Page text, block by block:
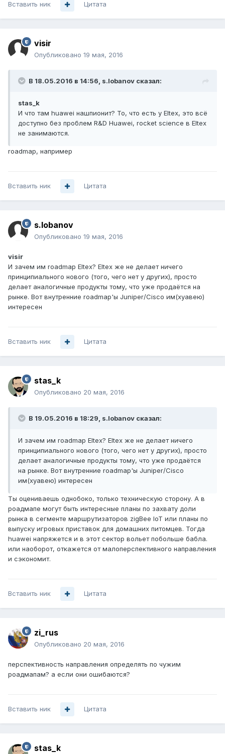
Вставить ник Цитата
visir
Опубликовано 19 мая, 2016
В 18.05.2016 в 14:56, s.lobanov сказал:
stas_k
И что там huawei нашпионит? То, что есть у Eltex, это всё
доступно без проблем R&D Huawei, rocket science в Eltex
не занимаются.
roadmap, например
Вставить ник Цитата
s.lobanov
Опубликовано 19 мая, 2016
visir
И зачем им roadmap Eltex? Eltex же не делает ничего
принципиального нового (того, чего нет у других), просто
делает аналогичные продукты тому, что уже продаётся на
рынке. Вот внутренние roadmap'ы Juniper/Cisco им(хуавею)
интересен
Вставить ник Цитата
stas_k
Опубликовано 20 мая, 2016
В 19.05.2016 в 18:29, s.lobanov сказал:
И зачем им roadmap Eltex? Eltex же не делает ничего
принципиального нового (того, чего нет у других), просто
делает аналогичные продукты тому, что уже продаётся
на рынке. Вот внутренние roadmap'ы Juniper/Cisco
им(хуавею) интересен
Ты оцениваешь однобоко, только техническую сторону. А в
роадмапе могут быть интересные планы по захвату доли
рынка в сегменте маршрутизаторов zigBee IoT или планы по
выпуску игровых приставок для домашних питомцев. Тогда
huawei напряжется и в этот сектор вольет побольше бабла.
или наоборот, откажется от малоперспективного направления
и сэкономит.
Вставить ник Цитата
zi_rus
Опубликовано 20 мая, 2016
перспективность направления определять по чужим
роадмапам? а если они ошибаются?
Вставить ник Цитата
stas_k